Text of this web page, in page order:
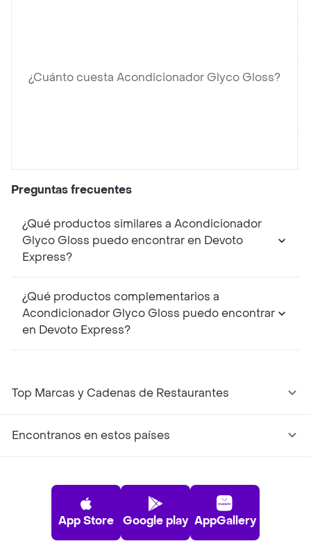
¿Cuánto cuesta Acondicionador Glyco Gloss?
Preguntas frecuentes
¿Qué productos similares a Acondicionador
Glyco Gloss puedo encontrar en Devoto
Express?
¿Qué productos complementarios a
Acondicionador Glyco Gloss puedo encontrar
en Devoto Express?
Top Marcas y Cadenas de Restaurantes
Encontranos en estos países
App Store Google play AppGallery